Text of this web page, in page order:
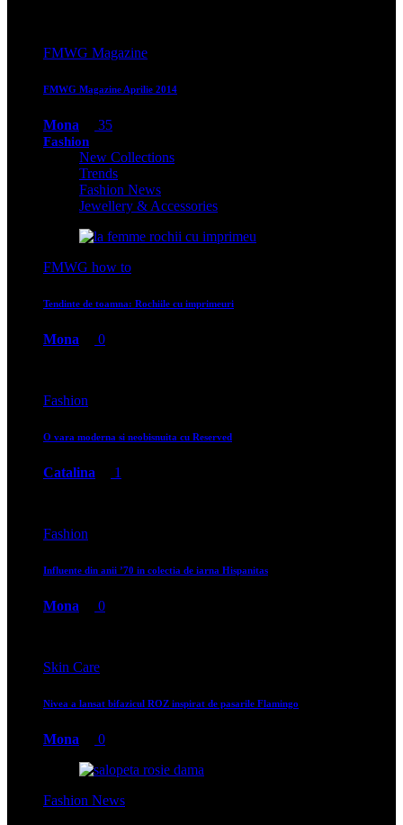
FMWG Magazine
FMWG Magazine Aprilie 2014
Mona 35
Fashion
New Collections
Trends
Fashion News
Jewellery & Accessories
FMWG how to
Tendinte de toamna: Rochiile cu imprimeuri
Mona 0
Fashion
O vara moderna si neobisnuita cu Reserved
Catalina 1
Fashion
Influente din anii ’70 in colectia de iarna Hispanitas
Mona 0
Skin Care
Nivea a lansat bifazicul ROZ inspirat de pasarile Flamingo
Mona 0
Fashion News